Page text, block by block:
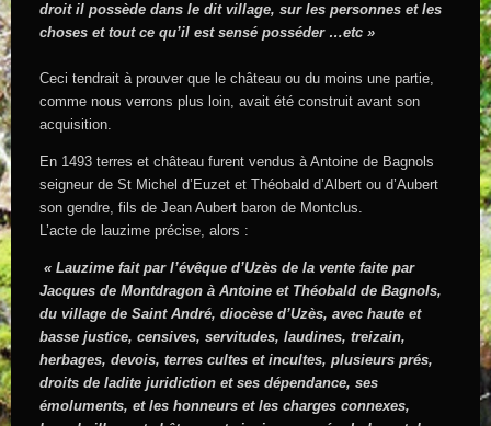
droit il possède dans le dit village, sur les personnes et les
choses et tout ce qu’il est sensé posséder …etc »
Ceci tendrait à prouver que le château ou du moins une partie,
comme nous verrons plus loin, avait été construit avant son
acquisition.
En 1493 terres et château furent vendus à Antoine de Bagnols
seigneur de St Michel d’Euzet et Théobald d’Albert ou d’Aubert
son gendre, fils de Jean Aubert baron de Montclus.
L’acte de lauzime précise, alors :
« Lauzime fait par l’évêque d’Uzès de la vente faite par
Jacques de Montdragon à Antoine et Théobald de Bagnols,
du village de Saint André, diocèse d’Uzès, avec haute et
basse justice, censives, servitudes, laudines, treizain,
herbages, devois, terres cultes et incultes, plusieurs prés,
droits de ladite juridiction et ses dépendance, ses
émoluments, et les honneurs et les charges connexes,